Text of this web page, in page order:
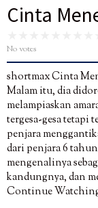
Cinta
No votes
shortmax Cinta
Malam itu, dia
melampiaskan
tergesa-gesa tetapi
penjara
dari penjara 6
mengenalinya
kandungnya, dan
Continue